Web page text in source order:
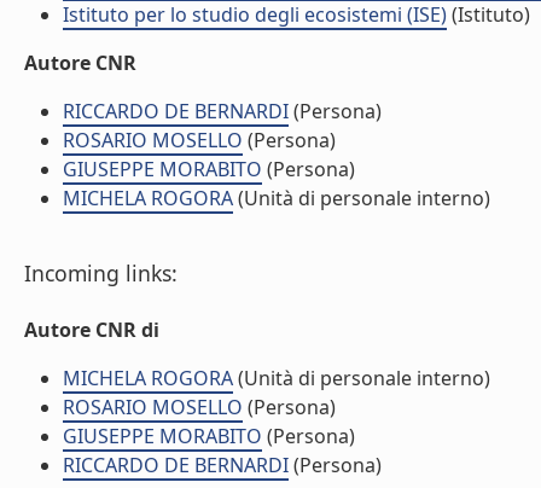
Istituto per lo studio degli ecosistemi (ISE)(Istituto)
Autore CNR
RICCARDO DE BERNARDI(Persona)
ROSARIO MOSELLO (Persona)
GIUSEPPE MORABITO (Persona)
MICHELA ROGORA(Unità di personale interno)
Incoming links:
Autore CNR di
MICHELA ROGORA(Unità di personale interno)
ROSARIO MOSELLO (Persona)
GIUSEPPE MORABITO (Persona)
RICCARDO DE BERNARDI(Persona)